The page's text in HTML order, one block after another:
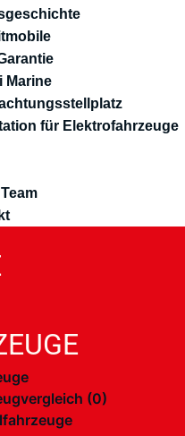
Marine
für Elektrofahrzeuge
(0)